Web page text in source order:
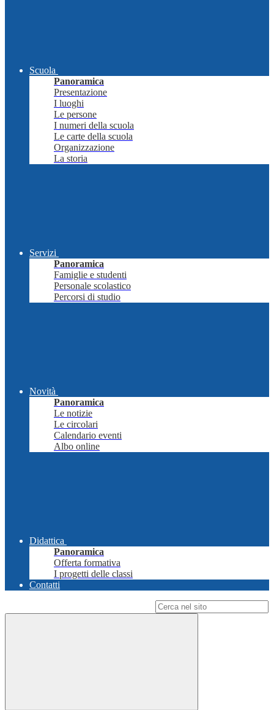
Scuola
Panoramica
Presentazione
I luoghi
Le persone
I numeri della scuola
Le carte della scuola
Organizzazione
La storia
Servizi
Panoramica
Famiglie e studenti
Personale scolastico
Percorsi di studio
Novità
Panoramica
Le notizie
Le circolari
Calendario eventi
Albo online
Didattica
Panoramica
Offerta formativa
I progetti delle classi
Contatti